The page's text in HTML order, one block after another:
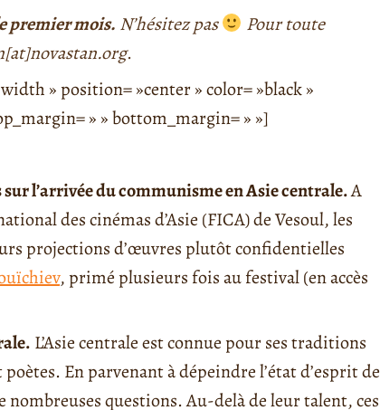
premier mois. N’hésitez pas
Pour toute
.
» position= »center » color= »black »
» » bottom_margin= » »]
l’arrivée du communisme en Asie centrale.A
des cinémas d’Asie (FICA) de Vesoul, les
projections d’œuvres plutôt confidentielles
, primé plusieurs fois au festival (en accès
L’Asie centrale est connue pour ses traditions
En parvenant à dépeindre l’état d’esprit de
questions. Au-delà de leur talent, ces